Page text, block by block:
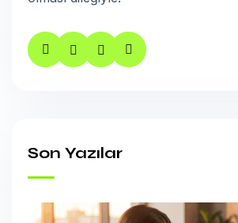
Son Yazılar